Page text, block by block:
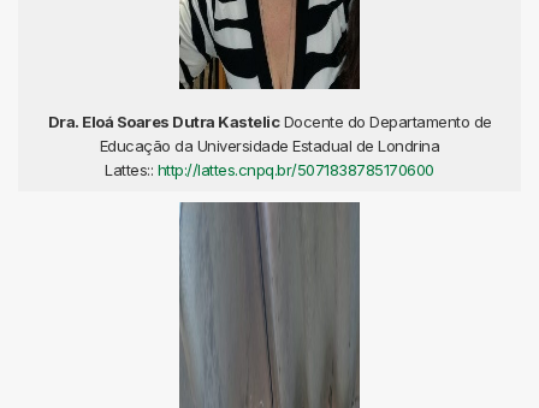
Dra. Eloá Soares Dutra KastelicDocente do Departamento de
Educação da Universidade Estadual de Londrina
Lattes:: http://lattes.cnpq.br/5071838785170600